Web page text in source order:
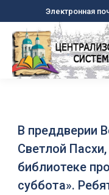
Электронная
В преддверии
Светлой
библиотеке
суббота».